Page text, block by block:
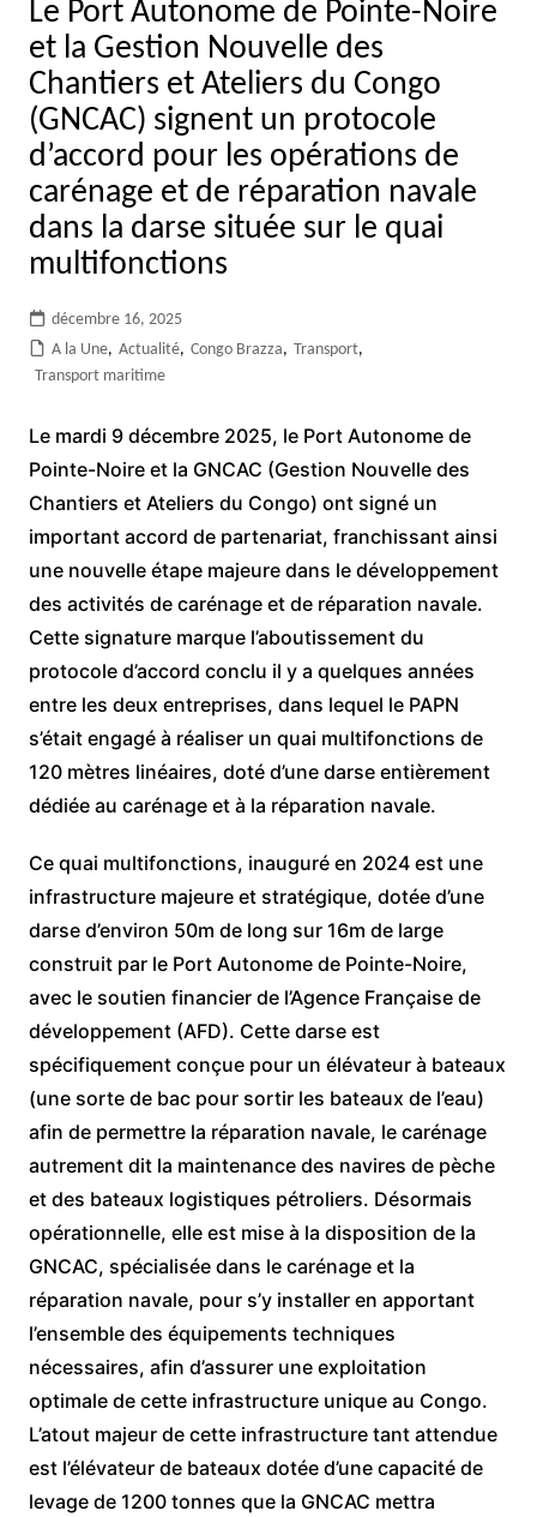
Le Port Autonome de Pointe-Noire
et la Gestion Nouvelle des
Chantiers et Ateliers du Congo
(GNCAC) signent un protocole
d’accord pour les opérations de
carénage et de réparation navale
dans la darse située sur le quai
multifonctions
décembre 16, 2025
A la Une, Actualité, Congo Brazza, Transport,
Transport maritime
Le mardi 9 décembre 2025, le Port Autonome de
Pointe-Noire et la GNCAC (Gestion Nouvelle des
Chantiers et Ateliers du Congo) ont signé un
important accord de partenariat, franchissant ainsi
une nouvelle étape majeure dans le développement
des activités de carénage et de réparation navale.
Cette signature marque l’aboutissement du
protocole d’accord conclu il y a quelques années
entre les deux entreprises, dans lequel le PAPN
s’était engagé à réaliser un quai multifonctions de
120 mètres linéaires, doté d’une darse entièrement
dédiée au carénage et à la réparation navale.
Ce quai multifonctions, inauguré en 2024 est une
infrastructure majeure et stratégique, dotée d’une
darse d’environ 50m de long sur 16m de large
construit par le Port Autonome de Pointe-Noire,
avec le soutien financier de l’Agence Française de
développement (AFD). Cette darse est
spécifiquement conçue pour un élévateur à bateaux
(une sorte de bac pour sortir les bateaux de l’eau)
afin de permettre la réparation navale, le carénage
autrement dit la maintenance des navires de pèche
et des bateaux logistiques pétroliers. Désormais
opérationnelle, elle est mise à la disposition de la
GNCAC, spécialisée dans le carénage et la
réparation navale, pour s’y installer en apportant
l’ensemble des équipements techniques
nécessaires, afin d’assurer une exploitation
optimale de cette infrastructure unique au Congo.
L’atout majeur de cette infrastructure tant attendue
est l’élévateur de bateaux dotée d’une capacité de
levage de 1200 tonnes que la GNCAC mettra